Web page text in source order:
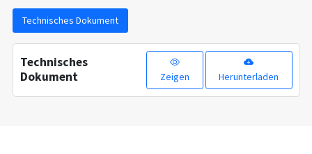
Technisches Dokument
Technisches
Dokument
Zeigen Herunterladen